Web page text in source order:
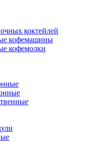
коктейлей
кофемашины
кофемолки